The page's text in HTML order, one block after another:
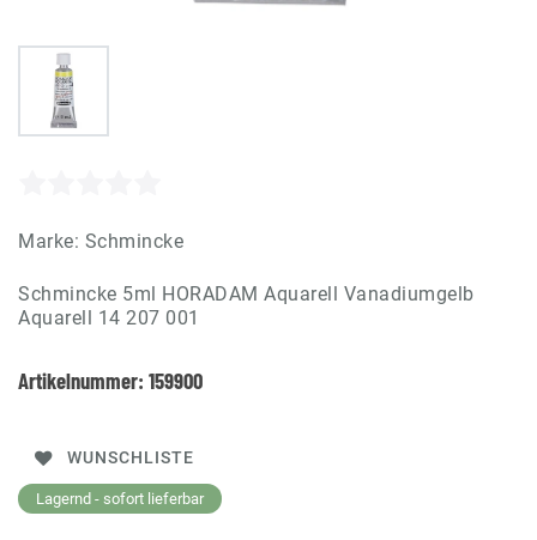
Marke: Schmincke
Schmincke 5ml HORADAM Aquarell Vanadiumgelb
Aquarell 14 207 001
Artikelnummer: 159900
WUNSCHLISTE
Lagernd - sofort lieferbar